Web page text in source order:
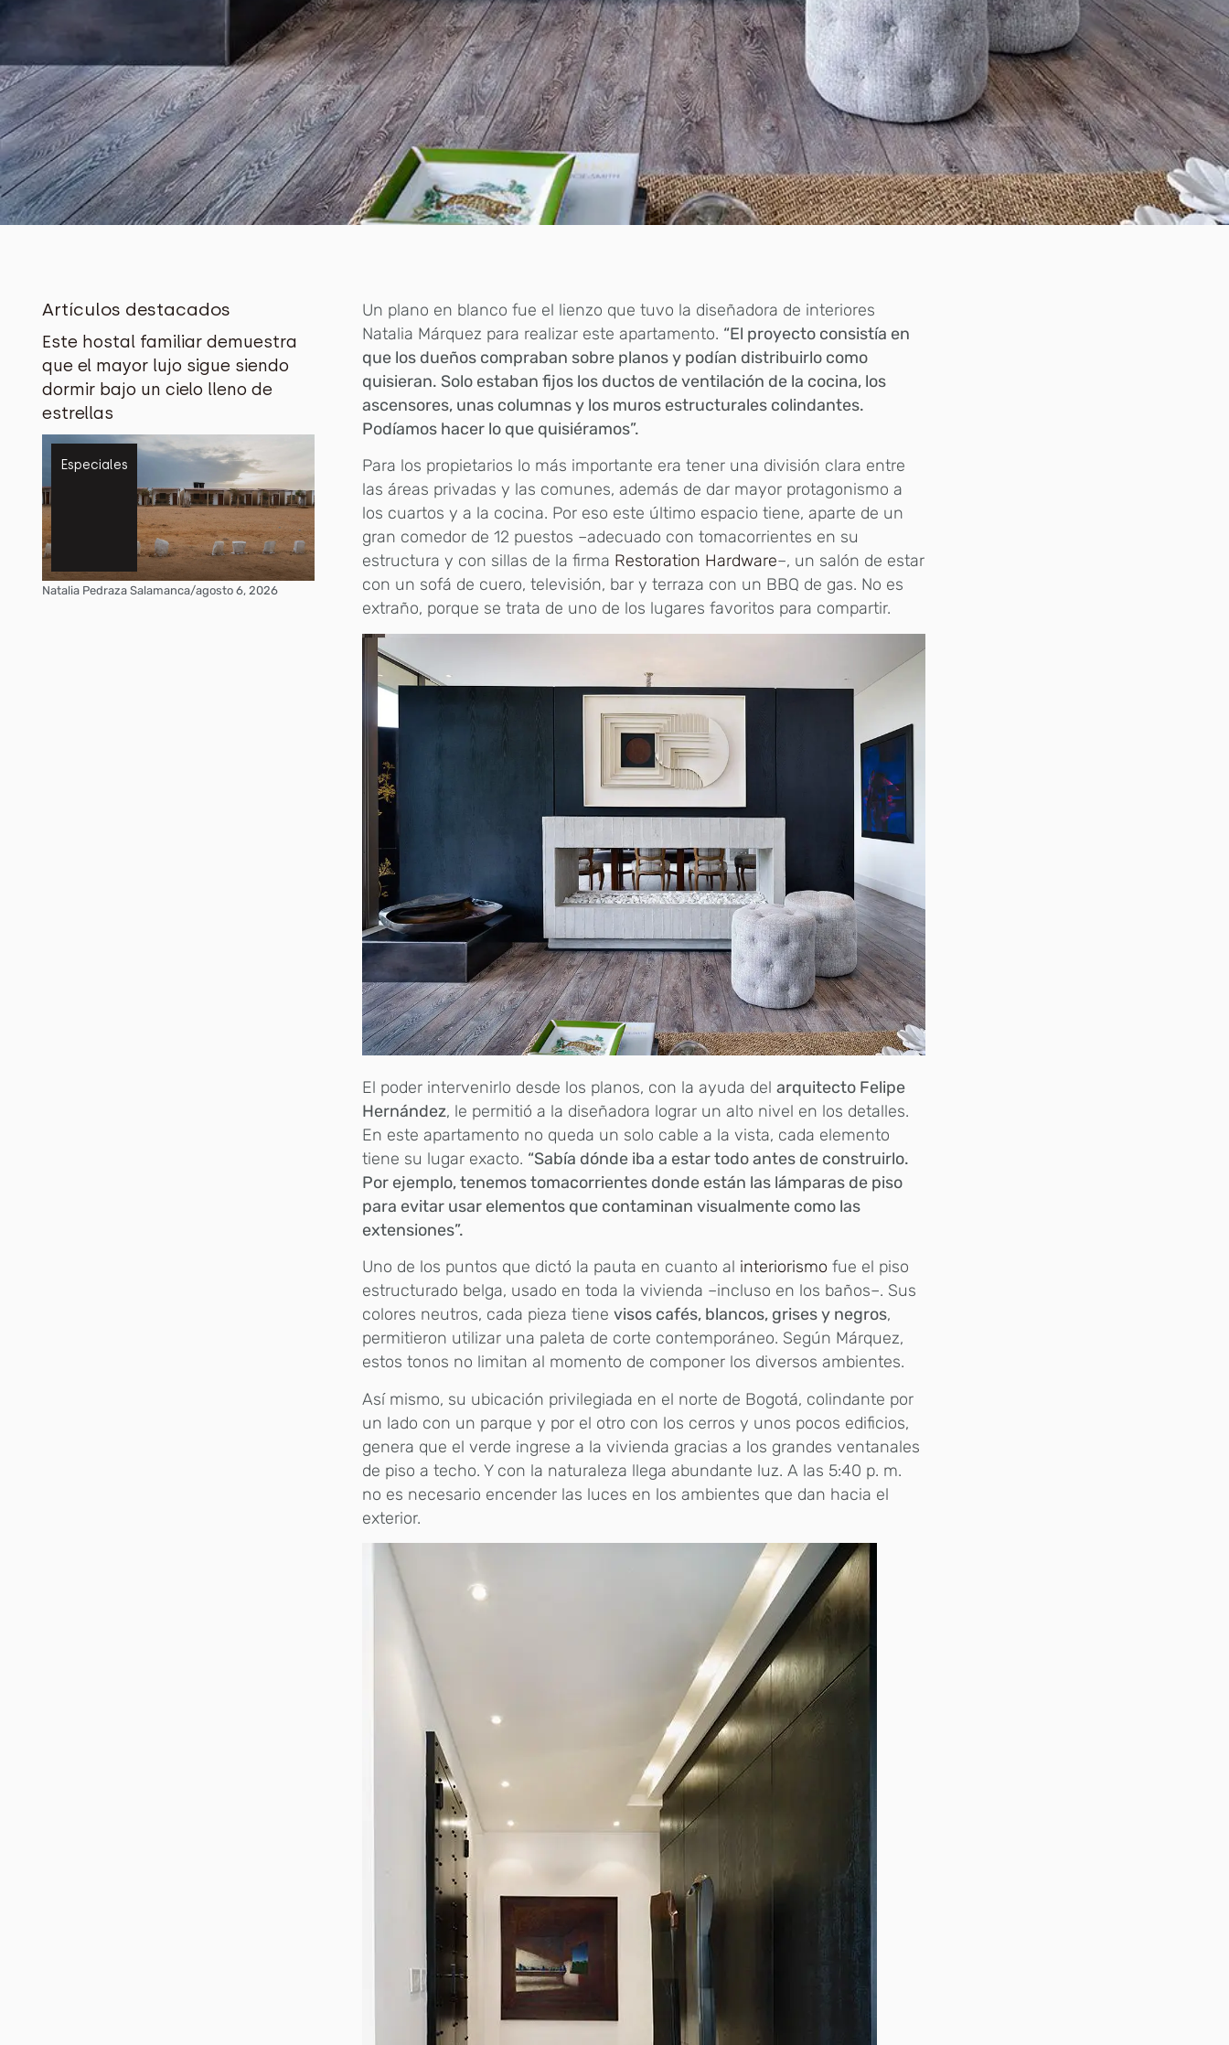
Artículos destacados
Este hostal familiar demuestra
que el mayor lujo sigue siendo
dormir bajo un cielo lleno de
estrellas
Especiales
Natalia Pedraza Salamanca/agosto 6, 2026
Un plano en blanco fue el lienzo que tuvo la diseñadora de interiores
Natalia Márquez para realizar este apartamento. “El proyecto consistía en
que los dueños compraban sobre planos y podían distribuirlo como
quisieran. Solo estaban fijos los ductos de ventilación de la cocina, los
ascensores, unas columnas y los muros estructurales colindantes.
Podíamos hacer lo que quisiéramos”.
Para los propietarios lo más importante era tener una división clara entre
las áreas privadas y las comunes, además de dar mayor protagonismo a
los cuartos y a la cocina. Por eso este último espacio tiene, aparte de un
gran comedor de 12 puestos –adecuado con tomacorrientes en su
estructura y con sillas de la firma Restoration Hardware–, un salón de estar
con un sofá de cuero, televisión, bar y terraza con un BBQ de gas. No es
extraño, porque se trata de uno de los lugares favoritos para compartir.
El poder intervenirlo desde los planos, con la ayuda delarquitecto Felipe
Hernández, le permitió a la diseñadora lograr un alto nivel en los detalles.
En este apartamento no queda un solo cable a la vista, cada elemento
tiene su lugar exacto. “Sabía dónde iba a estar todo antes de construirlo.
Por ejemplo, tenemos tomacorrientes donde están las lámparas de piso
para evitar usar elementos que contaminan visualmente como las
extensiones”.
Uno de los puntos que dictó la pauta en cuanto al interiorismo fue el piso
estructurado belga, usado en toda la vivienda –incluso en los baños–. Sus
colores neutros, cada pieza tienevisos cafés, blancos, grises y negros,
permitieron utilizar una paleta de corte contemporáneo. Según Márquez,
estos tonos no limitan al momento de componer los diversos ambientes.
Así mismo, su ubicación privilegiada en el norte de Bogotá, colindante por
un lado con un parque y por el otro con los cerros y unos pocos edificios,
genera que el verde ingrese a la vivienda gracias a los grandes ventanales
de piso a techo. Y con la naturaleza llega abundante luz. A las 5:40 p. m.
no es necesario encender las luces en los ambientes que dan hacia el
exterior.